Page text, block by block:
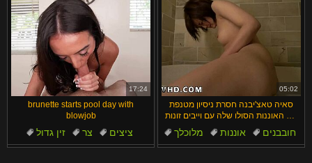
17:24
brunette starts pool day with
blowjob
זין גדול צר
ציצים
כפופות
שחרחורת
05:02
סאיה טאצ'יבנה חסרת ניסיון מטנפת
את האוננות הסולו שלה עם וייבים זונות
אסייתיות
מלוכלך אוננות
חובבנים
אסיאתיות
יפני